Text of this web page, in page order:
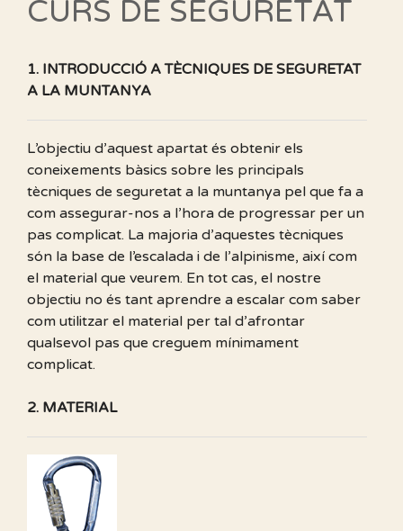
CURS DE SEGURETAT
1. INTRODUCCIÓ A TÈCNIQUES DE SEGURETAT
A LA MUNTANYA
L’objectiu d’aquest apartat és obtenir els
coneixements bàsics sobre les principals
tècniques de seguretat a la muntanya pel que fa a
com assegurar-nos a l’hora de progressar per un
pas complicat. La majoria d’aquestes tècniques
són la base de l’escalada i de l’alpinisme, així com
el material que veurem. En tot cas, el nostre
objectiu no és tant aprendre a escalar com saber
com utilitzar el material per tal d’afrontar
qualsevol pas que creguem mínimament
complicat.
2. MATERIAL